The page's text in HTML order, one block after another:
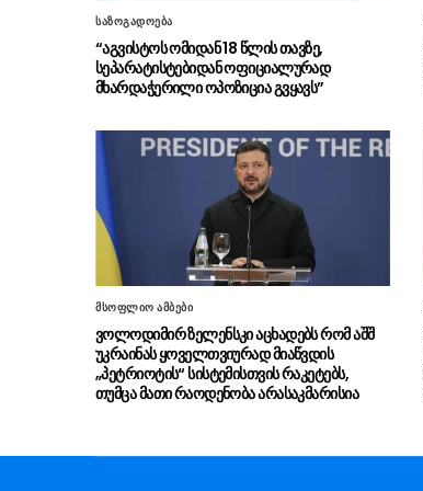
საზოგადოება
“აგვისტოს ომიდან 18 წლის თავზე,
სეპარატისტებიდან ოფიციალურად
მხარდაჭერილი ოპოზიცია გვყავს”
მსოფლიო ამბები
ვოლოდიმირ ზელენსკი აცხადებს რომ აშშ
უკრაინას ყოველთვიურად მიაწვდის
„პეტრიოტის“ სისტემისთვის რაკეტებს,
თუმცა მათი რაოდენობა არასაკმარისია